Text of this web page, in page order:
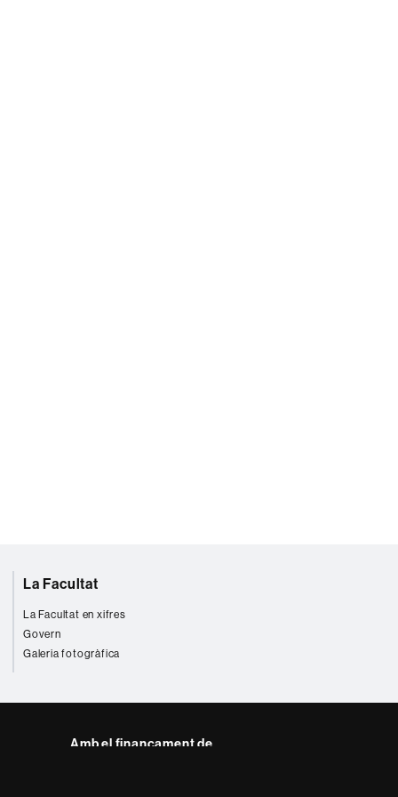
La Facultat
La Facultat en xifres
Govern
Galeria fotogràfica
Amb el finançament de